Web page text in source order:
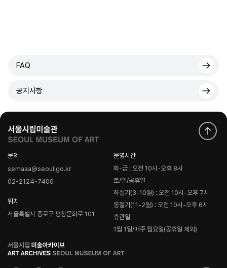
FAQ
공지사항
문의
semaaa@seoul.go.kr
02-2124-7400
위치
서울특별시 종로구 평창문화로 101
운영시간
화-금 : 오전 10시-오후 8시
토/일/공휴일
하절기(3-10월) : 오전 10시-오후 7시
동절기(11-2월) : 오전 10시-오후 6시
휴관일
1월 1일/매주 월요일(공휴일 제외)
로
고